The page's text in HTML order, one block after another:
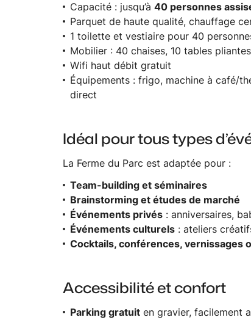
Capacité : jusqu’à40 personnes
Parquet de haute qualité, chauffage
1 toilette et vestiaire pour 40
Mobilier : 40 chaises, 10 tables pliantes
Wifi haut débit gratuit
Équipements : frigo, machine à café/
direct
Idéal pour tous types
La Ferme du Parc est adaptée pour :
Team-building et séminaires
Brainstorming et études de marché
Événements privés : anniversaires,
Événements culturels : ateliers
Cocktails, conférences, vernissages
Accessibilité et confort
Parking gratuit en gravier, facilement